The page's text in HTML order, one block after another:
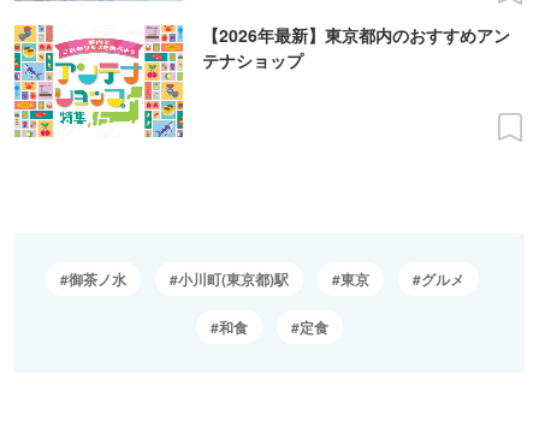
【2026年最新】東京都内のおすすめアン
テナショップ
御茶ノ水 小川町(東京都)駅 東京 グルメ
和食 定食